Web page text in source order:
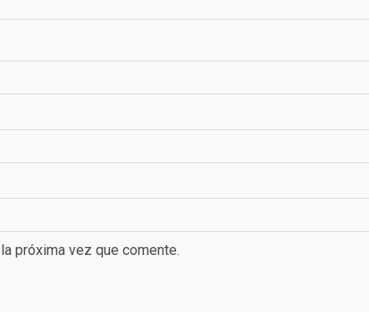
próxima vez que comente.